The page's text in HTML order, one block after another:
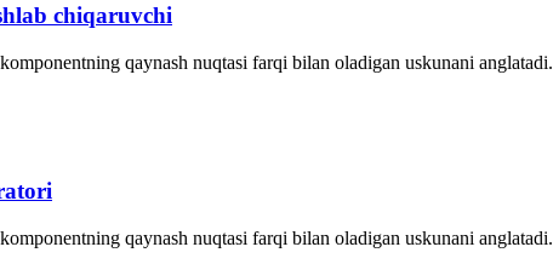
chiqaruvchi
qaynash nuqtasi farqi bilan oladigan uskunani anglatadi.
qaynash nuqtasi farqi bilan oladigan uskunani anglatadi.